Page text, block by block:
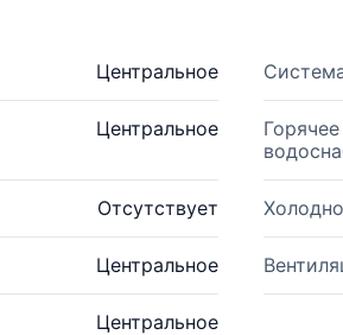
Центральное
Центральное
Горячее
Отсутствует
Центральное
Центральное